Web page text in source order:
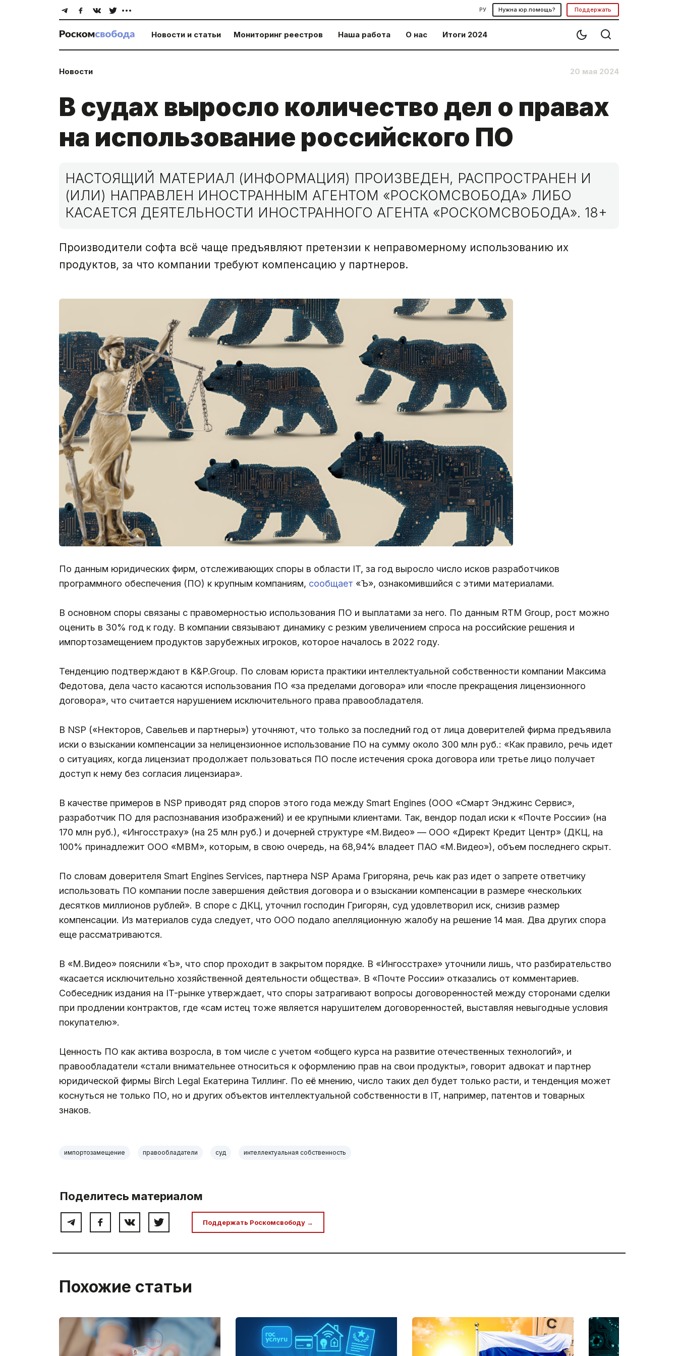
РУ Нужна юр.помощь? Поддержать
Новости и статьи Мониторинг реестров Наша работа О нас Итоги 2024
Новости 20 мая 2024
В судах выросло количество дел о правах
на использование российского ПО
НАСТОЯЩИЙ МАТЕРИАЛ (ИНФОРМАЦИЯ) ПРОИЗВЕДЕН, РАСПРОСТРАНЕН И
(ИЛИ) НАПРАВЛЕН ИНОСТРАННЫМ АГЕНТОМ «РОСКОМСВОБОДА» ЛИБО
КАСАЕТСЯ ДЕЯТЕЛЬНОСТИ ИНОСТРАННОГО АГЕНТА «РОСКОМСВОБОДА». 18+
Производители софта всё чаще предъявляют претензии к неправомерному использованию их
продуктов, за что компании требуют компенсацию у партнеров.
По данным юридических фирм, отслеживающих споры в области IT, за год выросло число исков разработчиков
программного обеспечения (ПО) к крупным компаниям, сообщает «Ъ», ознакомившийся с этими материалами.
В основном споры связаны с правомерностью использования ПО и выплатами за него. По данным RTM Group, рост можно
оценить в 30% год к году. В компании связывают динамику с резким увеличением спроса на российские решения и
импортозамещением продуктов зарубежных игроков, которое началось в 2022 году.
Тенденцию подтверждают в K&P.Group. По словам юриста практики интеллектуальной собственности компании Максима
Федотова, дела часто касаются использования ПО «за пределами договора» или «после прекращения лицензионного
договора», что считается нарушением исключительного права правообладателя.
В NSP («Некторов, Савельев и партнеры») уточняют, что только за последний год от лица доверителей фирма предъявила
иски о взыскании компенсации за нелицензионное использование ПО на сумму около 300 млн руб.: «Как правило, речь идет
о ситуациях, когда лицензиат продолжает пользоваться ПО после истечения срока договора или третье лицо получает
доступ к нему без согласия лицензиара».
В качестве примеров в NSP приводят ряд споров этого года между Smart Engines (ООО «Смарт Энджинс Сервис»,
разработчик ПО для распознавания изображений) и ее крупными клиентами. Так, вендор подал иски к «Почте России» (на
170 млн руб.), «Ингосстраху» (на 25 млн руб.) и дочерней структуре «М.Видео» — ООО «Директ Кредит Центр» (ДКЦ, на
100% принадлежит ООО «МВМ», которым, в свою очередь, на 68,94% владеет ПАО «М.Видео»), объем последнего скрыт.
По словам доверителя Smart Engines Services, партнера NSP Арама Григоряна, речь как раз идет о запрете ответчику
использовать ПО компании после завершения действия договора и о взыскании компенсации в размере «нескольких
десятков миллионов рублей». В споре с ДКЦ, уточнил господин Григорян, суд удовлетворил иск, снизив размер
компенсации. Из материалов суда следует, что ООО подало апелляционную жалобу на решение 14 мая. Два других спора
еще рассматриваются.
В «М.Видео» пояснили «Ъ», что спор проходит в закрытом порядке. В «Ингосстрахе» уточнили лишь, что разбирательство
«касается исключительно хозяйственной деятельности общества». В «Почте России» отказались от комментариев.
Собеседник издания на IT-рынке утверждает, что споры затрагивают вопросы договоренностей между сторонами сделки
при продлении контрактов, где «сам истец тоже является нарушителем договоренностей, выставляя невыгодные условия
покупателю».
Ценность ПО как актива возросла, в том числе с учетом «общего курса на развитие отечественных технологий», и
правообладатели «стали внимательнее относиться к оформлению прав на свои продукты», говорит адвокат и партнер
юридической фирмы Birch Legal Екатерина Тиллинг. По её мнению, число таких дел будет только расти, и тенденция может
коснуться не только ПО, но и других объектов интеллектуальной собственности в IT, например, патентов и товарных
знаков.
импортозамещение правообладатели суд интеллектуальная собственность
Поделитесь материалом
Поддержать Роскомсвободу →
Похожие статьи